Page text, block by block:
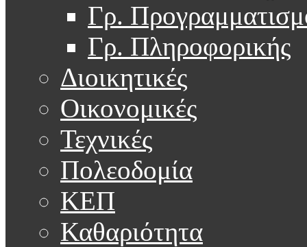
Γρ.
Γρ. Πληροφορικής
Διοικητικές
Οικονομικές
Τεχνικές
Πολεοδομία
ΚΕΠ
Καθαριότητα